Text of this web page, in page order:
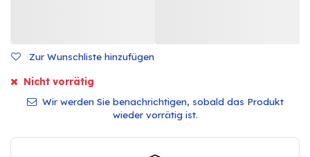
Zur Wunschliste hinzufügen
Nicht vorrätig
Wir werden Sie benachrichtigen, sobald das Produkt
wieder vorrätig ist.